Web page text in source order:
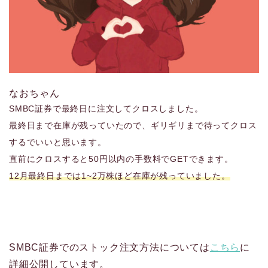
なおちゃん
SMBC証券で最終日に注文してクロスしました。
最終日まで在庫が残っていたので、ギリギリまで待ってクロス
するでいいと思います。
直前にクロスすると50円以内の手数料でGETできます。
12月最終日までは1~2万株ほど在庫が残っていました。
SMBC証券でのストック注文方法については こちら に
詳細公開しています。